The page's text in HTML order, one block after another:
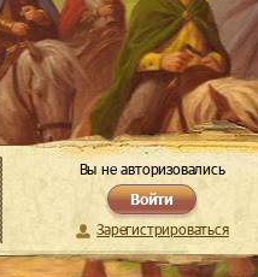
Вы не авторизовались
Войти
Зарегистрироваться